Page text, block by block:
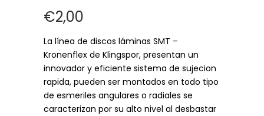
€2,00
La línea de discos láminas SMT –
Kronenflex de Klingspor, presentan un
innovador y eficiente sistema de sujecion
rapida, pueden ser montados en todo tipo
de esmeriles angulares o radiales se
caracterizan por su alto nivel al desbastar